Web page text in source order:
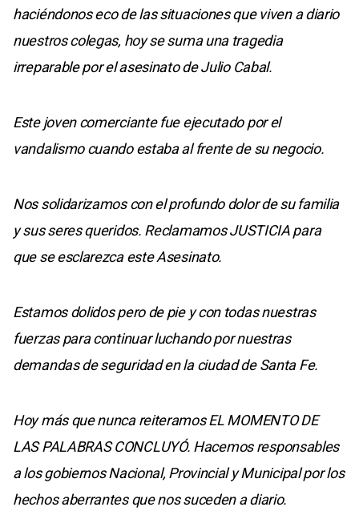
haciéndonos eco de las situaciones que viven a diario
nuestros colegas, hoy se suma una tragedia
irreparable por el asesinato de Julio Cabal.
Este joven comerciante fue ejecutado por el
vandalismo cuando estaba al frente de su negocio.
Nos solidarizamos con el profundo dolor de su familia
y sus seres queridos. Reclamamos JUSTICIA para
que se esclarezca este Asesinato.
Estamos dolidos pero de pie y con todas nuestras
fuerzas para continuar luchando por nuestras
demandas de seguridad en la ciudad de Santa Fe.
Hoy más que nunca reiteramos EL MOMENTO DE
LAS PALABRAS CONCLUYÓ. Hacemos responsables
a los gobiernos Nacional, Provincial y Municipal por los
hechos aberrantes que nos suceden a diario.